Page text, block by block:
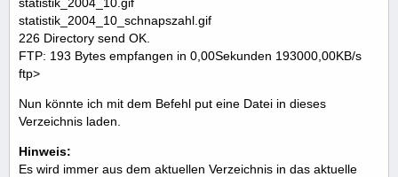
statistik_2004_10_schnapszahl.gif
226 Directory send OK.
FTP: 193 Bytes empfangen in 0,00Sekunden 193000,00KB/s
ftp>
Nun könnte ich mit dem Befehl put eine Datei in dieses
Verzeichnis laden.
Hinweis:
Es wird immer aus dem aktuellen Verzeichnis in das aktuelle